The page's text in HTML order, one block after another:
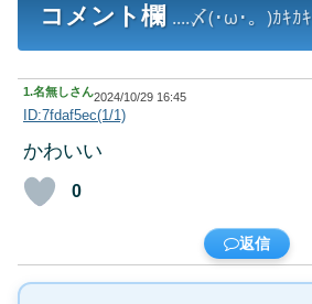
コメント欄 ....〆(･ω･。)ｶｷｶｷ
1.名無しさん2024/10/29 16:45
ID:7fdaf5ec(1/1)
かわいい
0
返信